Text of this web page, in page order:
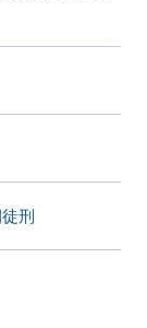
刑